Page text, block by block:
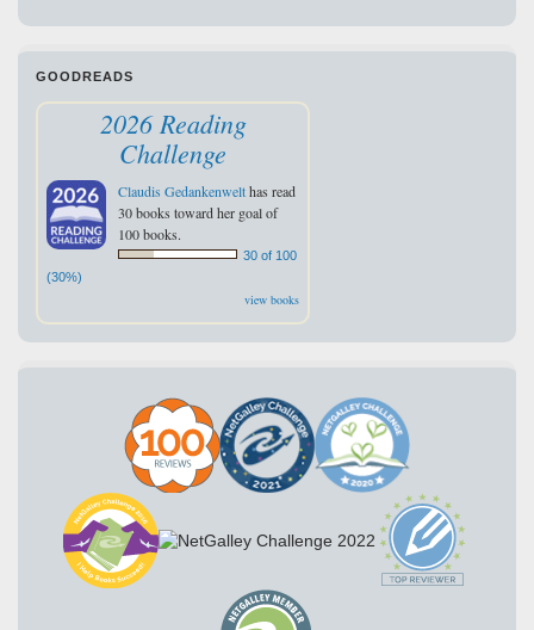
GOODREADS
2026 Reading
Challenge
Claudis Gedankenwelthas read
30 books toward her goal of
100 books.
30 of 100
(30%)
view books